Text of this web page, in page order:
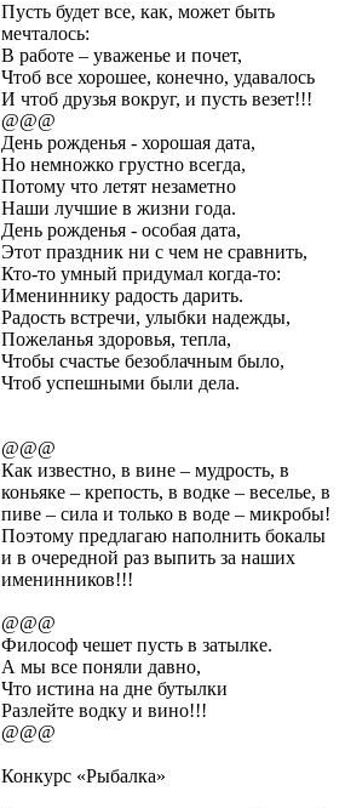
Пусть будет все, как, может быть
мечталось:
В работе – уваженье и почет,
Чтоб все хорошее, конечно, удавалось
И чтоб друзья вокруг, и пусть везет!!!
@@@
День рожденья - хорошая дата,
Но немножко грустно всегда,
Потому что летят незаметно
Наши лучшие в жизни года.
День рожденья - особая дата,
Этот праздник ни с чем не сравнить,
Кто-то умный придумал когда-то:
Имениннику радость дарить.
Радость встречи, улыбки надежды,
Пожеланья здоровья, тепла,
Чтобы счастье безоблачным было,
Чтоб успешными были дела.
@@@
Как известно, в вине – мудрость, в
коньяке – крепость, в водке – веселье, в
пиве – сила и только в воде – микробы!
Поэтому предлагаю наполнить бокалы
и в очередной раз выпить за наших
именинников!!!
@@@
Философ чешет пусть в затылке.
А мы все поняли давно,
Что истина на дне бутылки
Разлейте водку и вино!!!
@@@
Конкурс «Рыбалка»